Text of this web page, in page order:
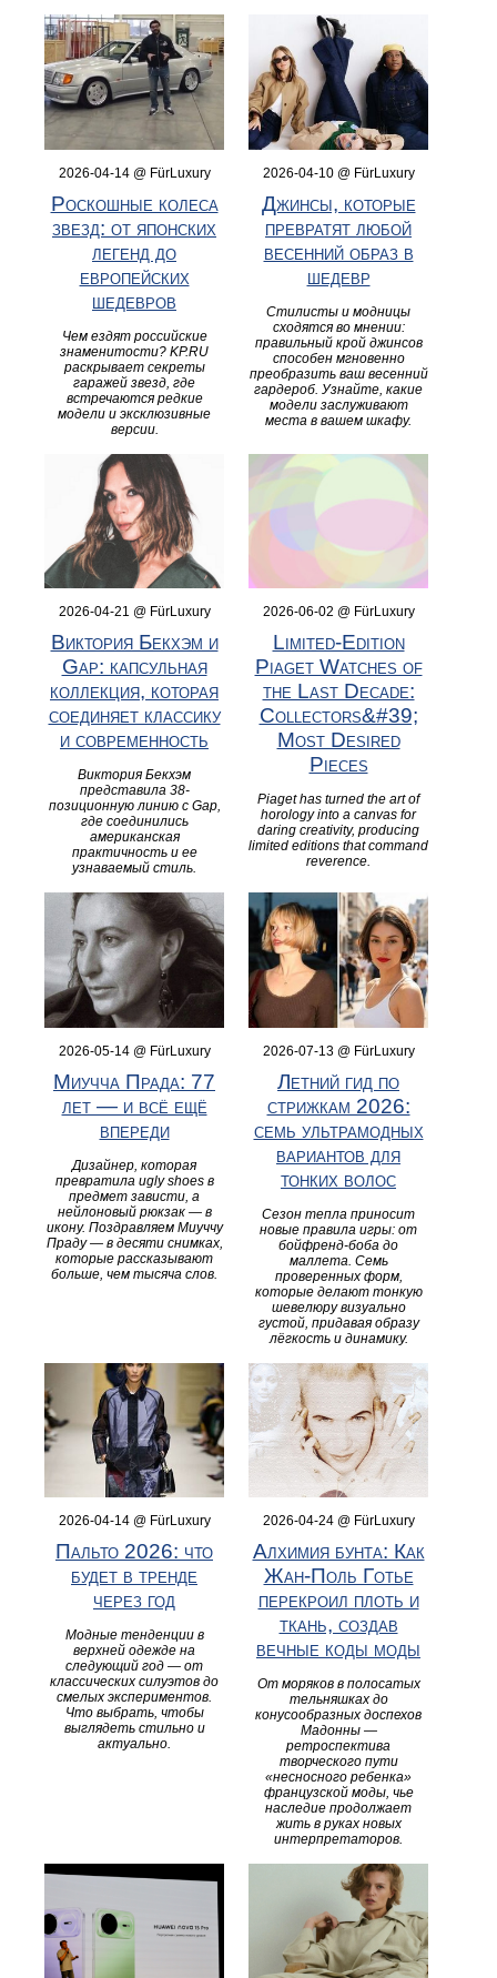
2026-04-14 @ FürLuxury
Роскошные колеса
звезд: от японских
легенд до
европейских
шедевров
Чем ездят российские
знаменитости? KP.RU
раскрывает секреты
гаражей звезд, где
встречаются редкие
модели и эксклюзивные
версии.
2026-04-10 @ FürLuxury
Джинсы, которые
превратят любой
весенний образ в
шедевр
Стилисты и модницы
сходятся во мнении:
правильный крой джинсов
способен мгновенно
преобразить ваш весенний
гардероб. Узнайте, какие
модели заслуживают
места в вашем шкафу.
2026-04-21 @ FürLuxury
Виктория Бекхэм и
Gap: капсульная
коллекция, которая
соединяет классику
и современность
Виктория Бекхэм
представила 38-
позиционную линию с Gap,
где соединились
американская
практичность и ее
узнаваемый стиль.
2026-06-02 @ FürLuxury
Limited‑Edition
Piaget Watches of
the Last Decade:
Collectors&#39;
Most Desired
Pieces
Piaget has turned the art of
horology into a canvas for
daring creativity, producing
limited editions that command
reverence.
2026-05-14 @ FürLuxury
Миучча Прада: 77
лет — и всё ещё
впереди
Дизайнер, которая
превратила ugly shoes в
предмет зависти, а
нейлоновый рюкзак — в
икону. Поздравляем Миуччу
Праду — в десяти снимках,
которые рассказывают
больше, чем тысяча слов.
2026-07-13 @ FürLuxury
Летний гид по
стрижкам 2026:
семь ультрамодных
вариантов для
тонких волос
Сезон тепла приносит
новые правила игры: от
бойфренд-боба до
маллета. Семь
проверенных форм,
которые делают тонкую
шевелюру визуально
густой, придавая образу
лёгкость и динамику.
2026-04-14 @ FürLuxury
Пальто 2026: что
будет в тренде
через год
Модные тенденции в
верхней одежде на
следующий год — от
классических силуэтов до
смелых экспериментов.
Что выбрать, чтобы
выглядеть стильно и
актуально.
2026-04-24 @ FürLuxury
Алхимия бунта: Как
Жан-Поль Готье
перекроил плоть и
ткань, создав
вечные коды моды
От моряков в полосатых
тельняшках до
конусообразных доспехов
Мадонны —
ретроспектива
творческого пути
«несносного ребенка»
французской моды, чье
наследие продолжает
жить в руках новых
интерпретаторов.